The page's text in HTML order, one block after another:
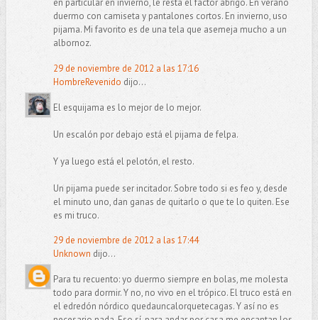
duermo con camiseta y pantalones cortos. En invierno, uso
pijama. Mi favorito es de una tela que asemeja mucho a un
albornoz.
29 de noviembre de 2012 a las 17:16
HombreRevenido dijo...
El esquijama es lo mejor de lo mejor.
Un escalón por debajo está el pijama de felpa.
Y ya luego está el pelotón, el resto.
Un pijama puede ser incitador. Sobre todo si es feo y, desde
el minuto uno, dan ganas de quitarlo o que te lo quiten. Ese
es mi truco.
29 de noviembre de 2012 a las 17:44
Unknown dijo...
Para tu recuento: yo duermo siempre en bolas, me molesta
todo para dormir. Y no, no vivo en el trópico. El truco está en
el edredón nórdico quedauncalorquetecagas. Y así no es